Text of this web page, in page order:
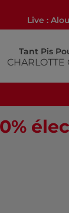
Live :
Tant Pis
CHARLOTTE